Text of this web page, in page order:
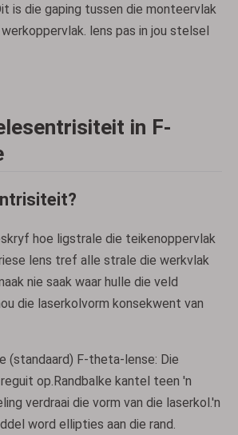
is die gaping tussen die monteervlak
lens pas in jou stelsel
in F-
hoe ligstrale die teikenoppervlak
lens tref alle strale die werkvlak
nie saak waar hulle die veld
die laserkolvorm konsekwent van
(standaard) F-theta-lense: Die
op.Randbalke kantel teen 'n
verdraai die vorm van die laserkol.'n
word ellipties aan die rand.